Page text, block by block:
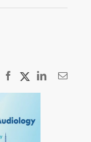
Facebook
X LinkedInEmail